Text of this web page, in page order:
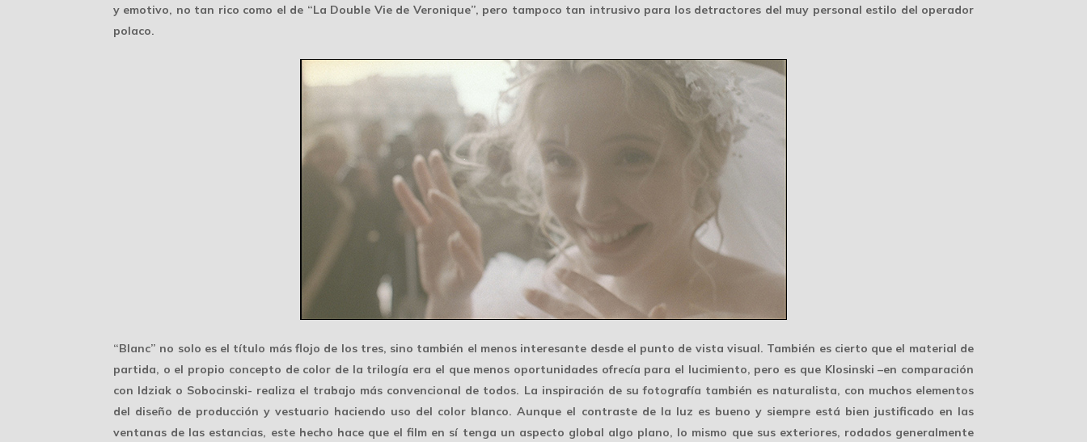
y emotivo, no tan rico como el de “La Double Vie de Veronique”, pero tampoco tan intrusivo para los detractores del muy personal estilo del operador
polaco.
“Blanc” no solo es el título más flojo de los tres, sino también el menos interesante desde el punto de vista visual. También es cierto que el material de
partida, o el propio concepto de color de la trilogía era el que menos oportunidadesofrecía para el lucimiento, pero es que Klosinski –en comparación
con Idziak o Sobocinski- realiza el trabajo más convencional de todos. La inspiración de su fotografía también es naturalista, con muchos elementos
del diseño de producción y vestuario haciendo uso del color blanco. Aunque el contraste de la luz es bueno y siempre está bien justificado en las
ventanas de las estancias, este hecho hace que el film en sí tenga un aspecto global algo plano, lo mismo que sus exteriores, rodados generalmente